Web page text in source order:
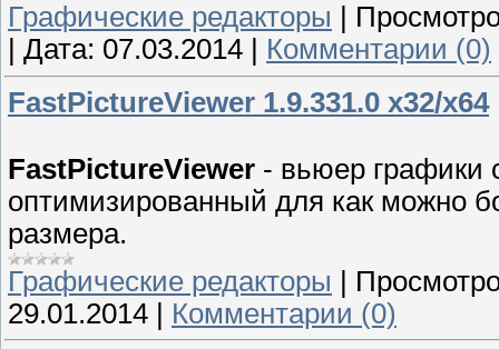
Графические редакторы
Дата: 07.03.2014
Комментарии (0)
FastPictureViewer 1.9.331.0 x32/x64
FastPictureViewer - вьюер графики
оптимизированный для как можно
размера.
Графические редакторы
29.01.2014
Комментарии (0)